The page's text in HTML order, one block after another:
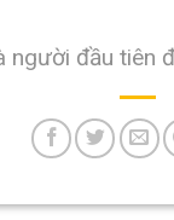
người đầu tiên